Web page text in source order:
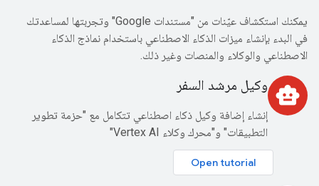
يمكنك استكشاف عيّنات من "مستندات Google" وتجربتها لمساعدتك
في البدء بإنشاء ميزات الذكاء الاصطناعي باستخدام نماذج الذكاء
الاصطناعي والوكلاء والمنصات وغير ذلك.
smart_toy وكيل مرشد السفر
إنشاء إضافة وكيل ذكاء اصطناعي تتكامل مع "حزمة تطوير
التطبيقات" و"محرك وكلاء Vertex AI"
Open tutorial